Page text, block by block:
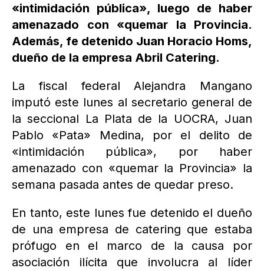
«intimidación pública», luego de haber
amenazado con «quemar la Provincia.
Además, fe detenido Juan Horacio Homs,
dueño de la empresa Abril Catering.
La fiscal federal Alejandra Mangano
imputó este lunes al secretario general de
la seccional La Plata de la UOCRA, Juan
Pablo «Pata» Medina, por el delito de
«intimidación pública», por haber
amenazado con «quemar la Provincia» la
semana pasada antes de quedar preso.
En tanto, este lunes fue detenido el dueño
de una empresa de catering que estaba
prófugo en el marco de la causa por
asociación ilícita que involucra al líder